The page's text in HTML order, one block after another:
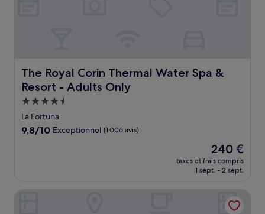
The Royal Corin Thermal Water Spa &
Resort - Adults Only
The Royal Corin Thermal Water Spa & Resort - Adults
Hébergement
4.5 étoiles
La Fortuna
9.8
9,8/10 Exceptionnel (1 006 avis)
Le
nouveau
prix
de
240 €
240 €
taxes et frais compris
1 sept. - 2 sept.